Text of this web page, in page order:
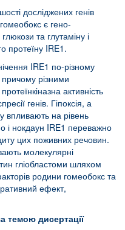
досліджених генів
є гено-
та глутаміну і
протеїну IRE1.
IRE1 по-різному
причому різними
активність
генів. Гіпоксія, а
впливають на рівень
і нокдаун IRE1 переважно
цих поживних речовин.
молекулярні
гліобластоми шляхом
родини гомеобокс та
ефект,
темою дисертації